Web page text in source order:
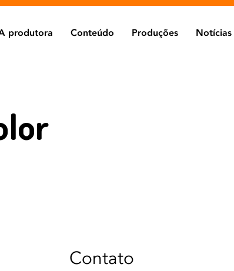
produtora Conteúdo Produções Notícias
Contato